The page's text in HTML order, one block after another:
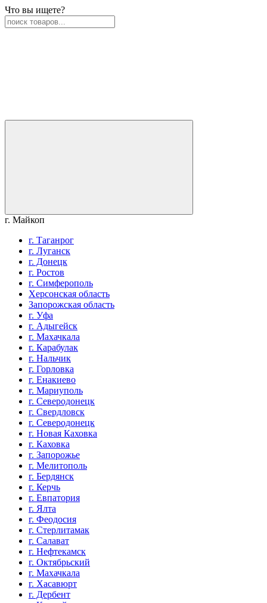
Что вы ищете?
г. Майкоп
г. Таганрог
г. Луганск
г. Донецк
г. Ростов
г. Симферополь
Херсонская область
Запорожская область
г. Уфа
г. Адыгейск
г. Махачкала
г. Карабулак
г. Нальчик
г. Горловка
г. Енакиево
г. Мариуполь
г. Северодонецк
г. Свердловск
г. Северодонецк
г. Новая Каховка
г. Каховка
г. Запорожье
г. Мелитополь
г. Бердянск
г. Керчь
г. Евпатория
г. Ялта
г. Феодосия
г. Стерлитамак
г. Салават
г. Нефтекамск
г. Октябрьский
г. Махачкала
г. Хасавюрт
г. Дербент